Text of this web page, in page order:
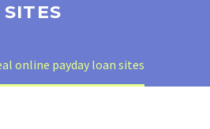
SITES
online payday loan sites